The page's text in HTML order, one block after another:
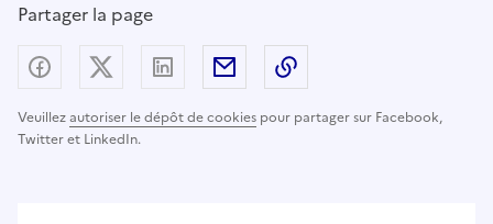
Partager la page
Veuillezautoriser le dépôt de cookies pour partager sur Facebook,
Twitter et LinkedIn.
Partager sur Facebook
Partager sur X (anciennement Twitter) -
Partager sur LinkedIn
Partager par email